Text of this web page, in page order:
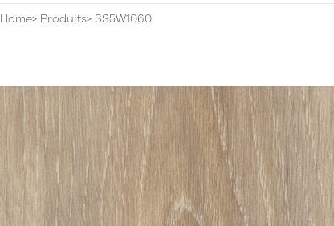
Home Produits SS5W1060